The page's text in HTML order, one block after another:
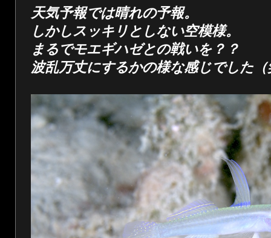
天気予報では晴れの予報。
しかしスッキリとしない空模様。
まるでモエギハゼとの戦いを？？
波乱万丈にするかの様な感じでした（